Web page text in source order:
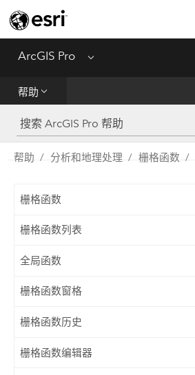
ArcGIS Pro Menu
帮助
工具参考
Python
帮助 分析和地理处理 栅格函数
栅格函数
栅格函数列表
全局函数
栅格函数窗格
栅格函数历史
栅格函数编辑器